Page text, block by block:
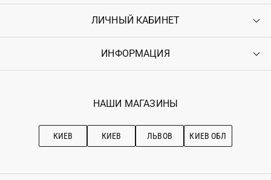
Контакты
Возврат
Гарантия
ЛИЧНЫЙ КАБИНЕТ
Войти
Ostriv Club+
ИНФОРМАЦИЯ
Наши магазини
Рекомендации по уходу
НАШИ МАГАЗИНЫ
КИЕВ КИЕВ ЛЬВОВ КИЕВ ОБЛ